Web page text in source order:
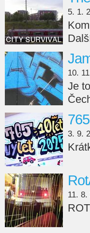
5. 1.
10.
Je
3. 9.
11. 8.